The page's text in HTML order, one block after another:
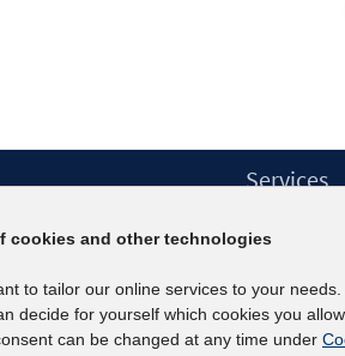
Council
Services
IAB
Contact
cookies and other technologies
to tailor our online services to your
decide for yourself which cookies you
can be changed at any time under